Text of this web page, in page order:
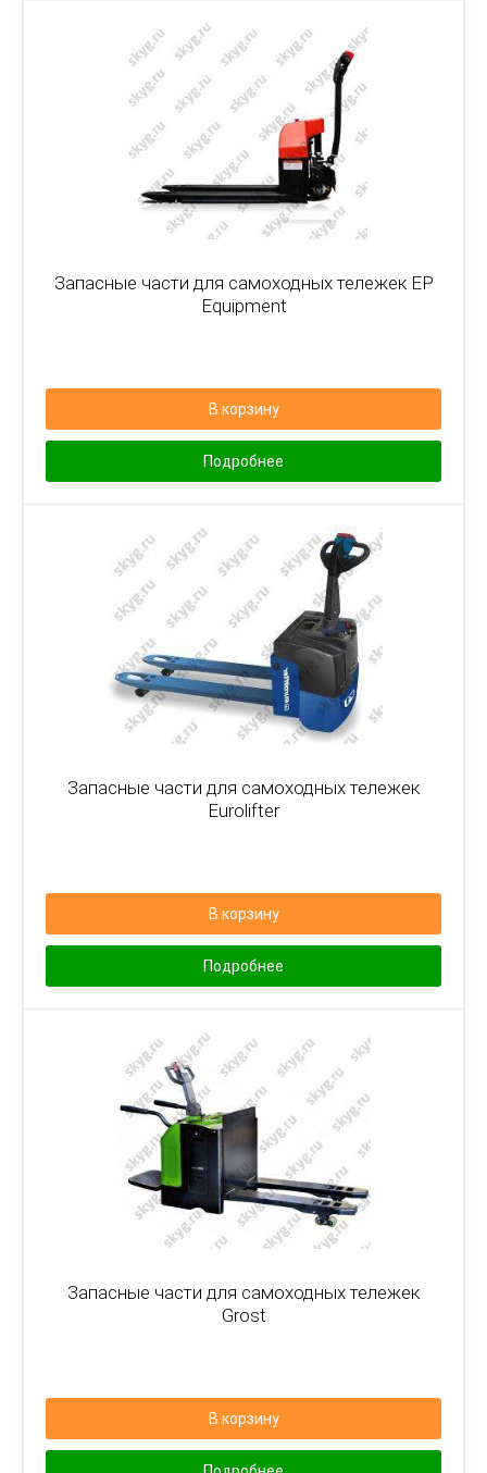
Запасные части для самоходных тележек EP
Equipment
В корзину
Подробнее
Запасные части для самоходных тележек
Eurolifter
В корзину
Подробнее
Запасные части для самоходных тележек
Grost
В корзину